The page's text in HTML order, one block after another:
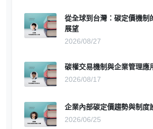
從全球到台灣：碳定價機制
展望
2026/08/27
碳權交易機制與企業管理應
2026/08/17
企業內部碳定價趨勢與制度
2026/06/25